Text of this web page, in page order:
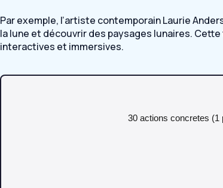
Par exemple, l’artiste contemporain Laurie
la lune et découvrir des paysages lunaires.
interactives et immersives.
30 actions concretes (1